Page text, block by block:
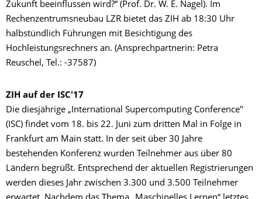
Zukunft beeinflussen wird?“ (Prof. Dr. W. E. Nagel). Im
Rechenzentrumsneubau LZR bietet das ZIH ab 18:30 Uhr
halbstündlich Führungen mit Besichtigung des
Hochleistungsrechners an. (Ansprechpartnerin: Petra
Reuschel, Tel.: -37587)
ZIH auf der ISC'17
Die diesjährige „International Supercomputing Conference"
(ISC) findet vom 18. bis 22. Juni zum dritten Mal in Folge in
Frankfurt am Main statt. In der seit über 30 Jahre
bestehenden Konferenz wurden Teilnehmer aus über 80
Ländern begrüßt. Entsprechend der aktuellen Registrierungen
werden dieses Jahr zwischen 3.300 und 3.500 Teilnehmer